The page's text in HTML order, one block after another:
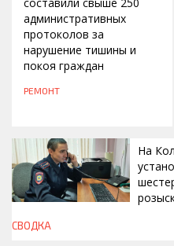
административных
протоколов за
нарушение тишины и
покоя граждан
РЕМОНТ
СЕГОДНЯ, 13:00
На
СВОДКА